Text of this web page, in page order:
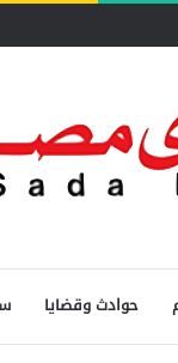
المالية غير
حوادث وقضايا